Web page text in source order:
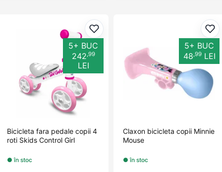
Adaugă la favorite
5+ BUC
242,99
LEI
Bicicleta fara pedale copii 4
roti Skids Control Girl
● în stoc
5+ BUC
48,99LEI
Claxon bicicleta copii Minnie
Mouse
● în stoc